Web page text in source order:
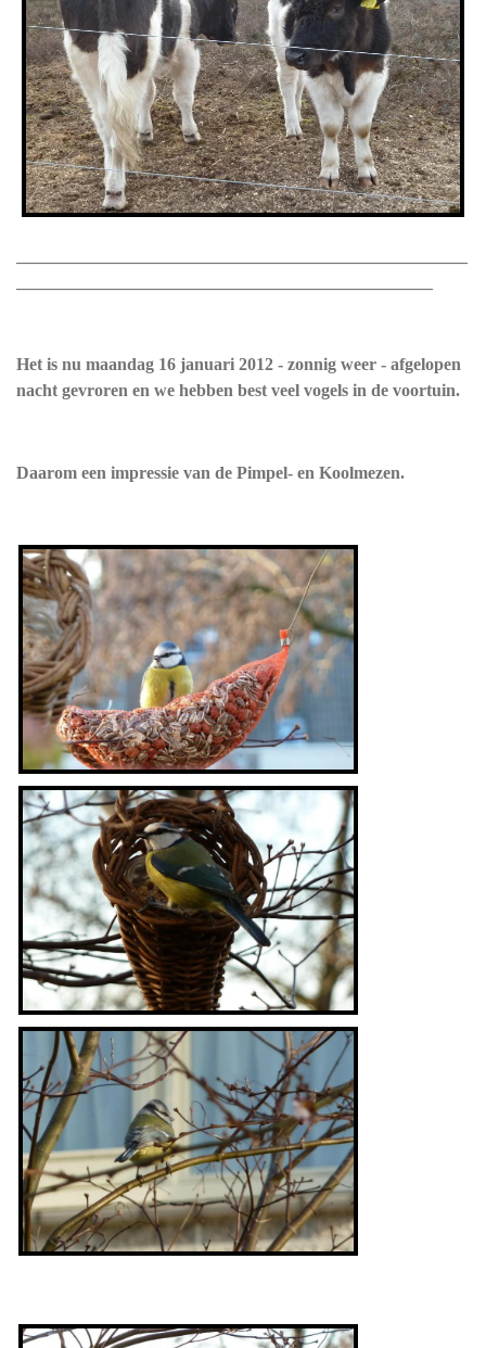
Het is nu maandag 16 januari 2012 - zonnig weer - afgelopen
nacht gevroren en we hebben best veel vogels in de voortuin.
Daarom een impressie van de Pimpel- en Koolmezen.